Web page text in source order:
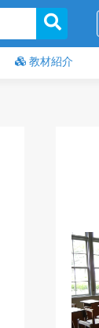
教材紹介